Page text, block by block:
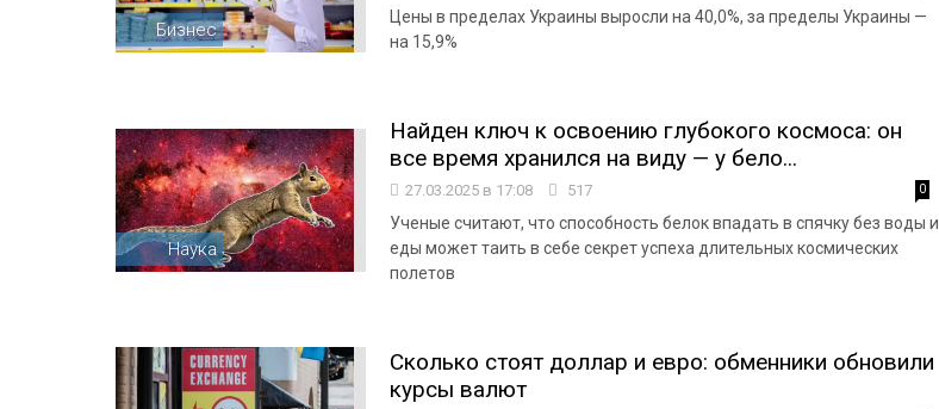
Бизнес
Цены в пределах Украины выросли на 40,0%, за пределы Украины —
на 15,9%
Наука
Найден ключ к освоению глубокого космоса: он
все время хранился на виду — у бело...
27.03.2025 в 17:08 517 0
Ученые считают, что способность белок впадать в спячку без воды и
еды может таить в себе секрет успеха длительных космических
полетов
Сколько стоят доллар и евро: обменники обновили
курсы валют